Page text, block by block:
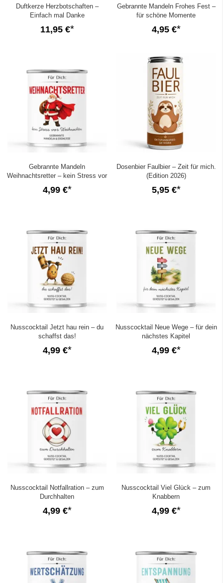
Duftkerze Herzbotschaften –
Einfach mal Danke
11,95 €
Gebrannte Mandeln Frohes Fest –
für schöne Momente
4,95 €
Gebrannte Mandeln
Weihnachtsretter – kein Stress vor
Weihnachten!
4,99 €
Dosenbier Faulbier – Zeit für mich.
(Edition 2026)
5,95 €
Nusscocktail Jetzt hau rein – du
schaffst das!
4,99 €
Nusscocktail Neue Wege – für dein
nächstes Kapitel
4,99 €
Nusscocktail Notfallration – zum
Durchhalten
4,99 €
Nusscocktail Viel Glück – zum
Knabbern
4,99 €